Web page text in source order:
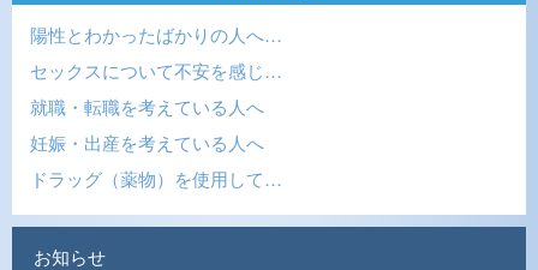
陽性とわかったばかりの人へ…
セックスについて不安を感じ…
就職・転職を考えている人へ
妊娠・出産を考えている人へ
ドラッグ（薬物）を使用して…
お知らせ